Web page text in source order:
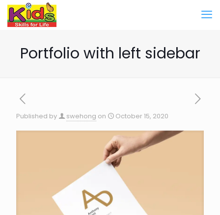
Portfolio with left sidebar
Published by swehong on October 15, 2020